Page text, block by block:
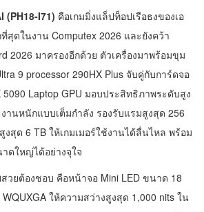
(PH18-I71) คือเกมมิ่งแล็ปท็อปเรือธงของเอ
สุดในงาน Computex 2026 และยังคว้า
2026 มาครองอีกด้วย ตัวเครื่องมาพร้อมขุม
9 processor 290HX Plus จับคู่กับการ์ดจอ
5090 Laptop GPU มอบประสิทธิภาพระดับสูง
านหนักแบบเต็มกำลัง รองรับแรมสูงสุด 256
สุด 6 TB ให้เกมเมอร์ใช้งานได้ลื่นไหล พร้อม
ดใหญ่ได้อย่างจุใจ
วยต้องชอบ คือหน้าจอ Mini LED ขนาด 18
ให้ความสว่างสูงสุด 1,000 nits ใน